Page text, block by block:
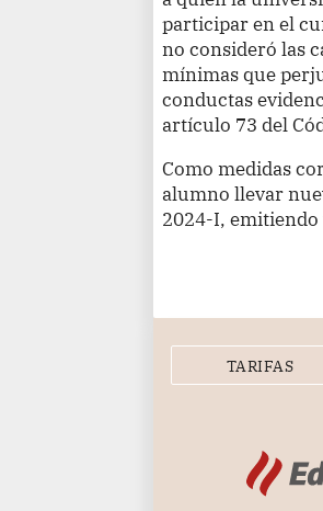
participar en el
no consideró las
mínimas que
conductas
artículo 73 del
Como medidas
alumno llevar
2024-I,
TARIFAS